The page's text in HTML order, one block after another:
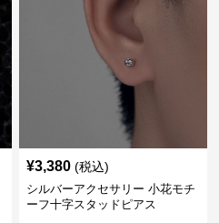
¥3,380 (税込)
シルバーアクセサリー 小花モチ
ーフ十字スタッドピアス